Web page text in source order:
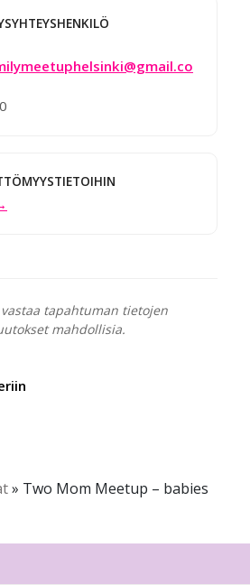
tapahtuman tietojen
mahdollisia.
» Two Mom Meetup – babies